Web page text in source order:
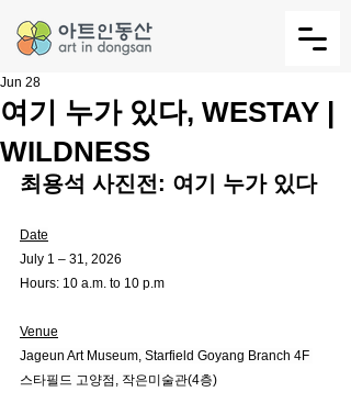
여기 누가 있다, WESTAY |
WILDNESS
Jun 28
최용석 사진전: 여기 누가 있다
Date
July 1 – 31, 2026
Hours: 10 a.m. to 10 p.m
Venue
Jageun Art Museum, Starfield Goyang Branch 4F
스타필드 고양점, 작은미술관(4층)